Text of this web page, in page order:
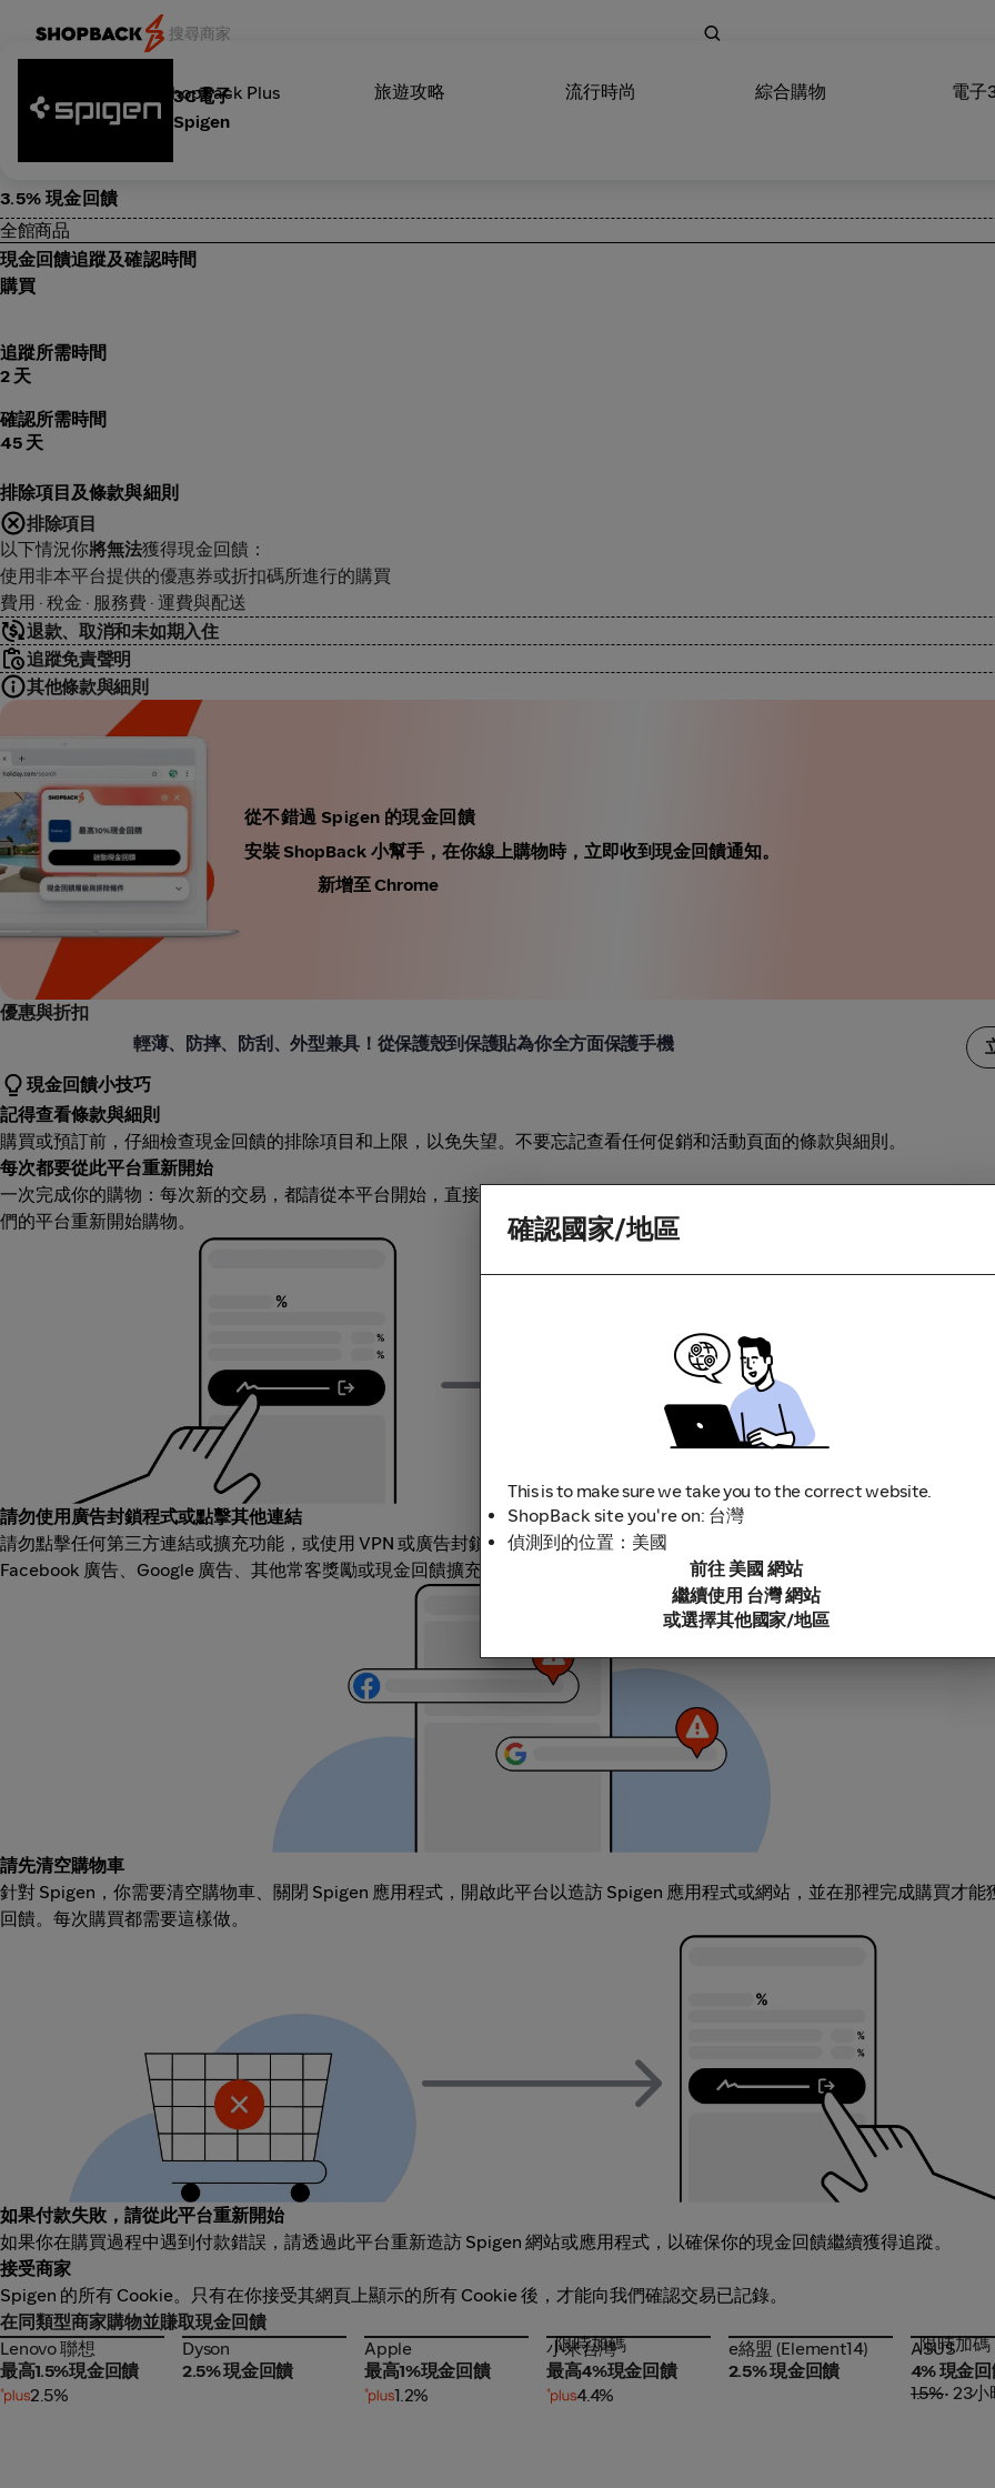
ShopBack Plus 旅遊攻略 流行時尚 綜合購物 電子
3C電子
Spigen
3.5% 現金回饋
全館商品
現金回饋追蹤及確認時間
購買
追蹤所需時間
2 天
確認所需時間
45 天
排除項目及條款與細則
排除項目
以下情況你將無法獲得現金回饋：
使用非本平台提供的優惠券或折扣碼所進行的購買
費用 · 稅金 · 服務費 · 運費與配送
退款、取消和未如期入住
追蹤免責聲明
其他條款與細則
從不錯過 Spigen 的現金回饋
安裝 ShopBack 小幫手，在你線上購物時，立即收到現金回饋通知。
新增至 Chrome
優惠與折扣
輕薄、防摔、防刮、外型兼具！從保護殼到保護貼為你全方面保護手機
現金回饋小技巧
記得查看條款與細則
購買或預訂前，仔細檢查現金回饋的排除項目和上限，以免失望。不要忘記查看任何促銷和活動頁面的條款與細則。
每次都要從此平台重新開始
一次完成你的購物：每次新的交易，都請從本平台開始，直接造訪商家。如果你造訪商家時因為應用程式更新或下載畫面而中
們的平台重新開始購物。
請勿使用廣告封鎖程式或點擊其他連結
請勿點擊任何第三方連結或擴充功能，或使用 VPN 或廣告封鎖軟體，因為這些可能導致無法追蹤你的現金回饋。部分範例包括：
Facebook 廣告、Google 廣告、其他常客獎勵或現金回饋擴充功能連結。
請先清空購物車
針對 Spigen，你需要清空購物車、關閉 Spigen 應用程式，開啟此平台以造訪 Spigen 應用程式或網站，並在那裡完成購買才能
回饋。每次購買都需要這樣做。
如果付款失敗，請從此平台重新開始
如果你在購買過程中遇到付款錯誤，請透過此平台重新造訪 Spigen 網站或應用程式，以確保你的現金回饋繼續獲得追蹤。
接受商家
Spigen 的所有 Cookie。只有在你接受其網頁上顯示的所有 Cookie 後，才能向我們確認交易已記錄。
在同類型商家購物並賺取現金回饋
Lenovo 聯想
Lenovo 聯想
最高1.5%現金回饋
2.5%
Dyson
Dyson
2.5% 現金回饋
Apple
Apple
最高1%現金回饋
1.2%
小米台灣
限時加碼
小米台灣
最高4%現金回饋
4.4%
e絡盟 (Element14)
e絡盟 (Element14)
2.5% 現金回饋
ASUS
限時加碼
ASUS
4% 現金
1.5%• 23
確認國家/地區
This is to make sure we take you to the correct website.
ShopBack site you're on: 台灣
偵測到的位置：美國
前往 美國 網站
繼續使用 台灣 網站
或選擇其他國家/地區